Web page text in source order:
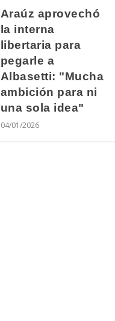
Araúz aprovechó
la interna
libertaria para
pegarle a
Albasetti: "Mucha
ambición para ni
una sola idea"
04/01/2026